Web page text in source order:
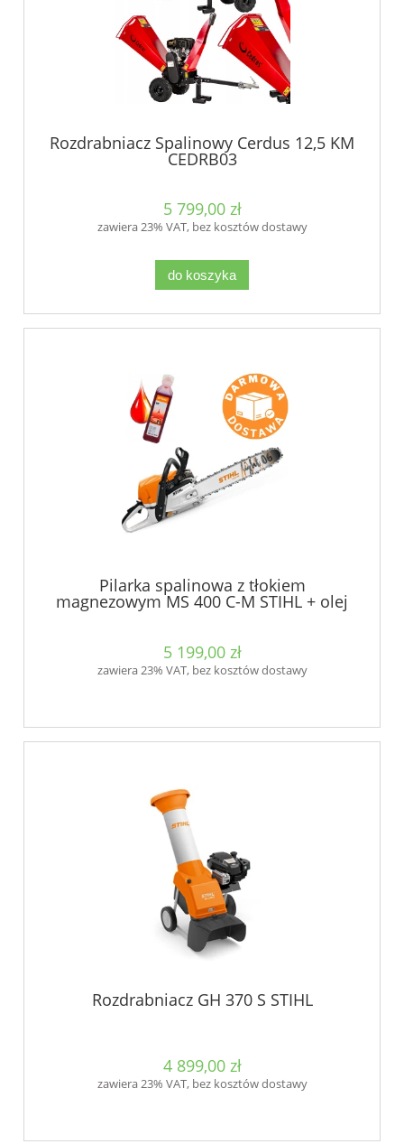
Rozdrabniacz Spalinowy Cerdus 12,5 KM
CEDRB03
5 799,00 zł
zawiera 23% VAT, bez kosztów dostawy
do koszyka
Pilarka spalinowa z tłokiem
magnezowym MS 400 C-M STIHL + olej
5 199,00 zł
zawiera 23% VAT, bez kosztów dostawy
Rozdrabniacz GH 370 S STIHL
4 899,00 zł
zawiera 23% VAT, bez kosztów dostawy